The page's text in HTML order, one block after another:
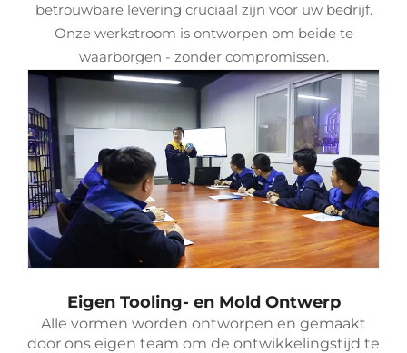
betrouwbare levering cruciaal zijn voor uw bedrijf.
Onze werkstroom is ontworpen om beide te
waarborgen - zonder compromissen.
Eigen Tooling- en Mold Ontwerp
Alle vormen worden ontworpen en gemaakt
door ons eigen team om de ontwikkelingstijd te